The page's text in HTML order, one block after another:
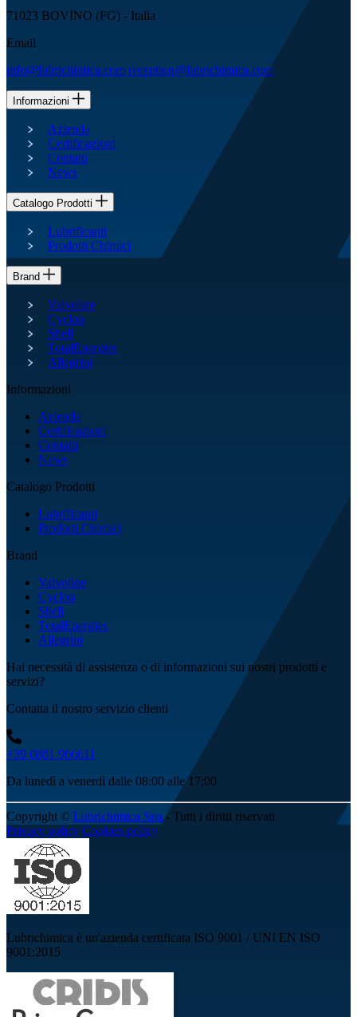
71023 BOVINO (FG) - Italia
Email
info@lubrichimica.com reception@lubrichimica.com
Informazioni
Azienda
Certificazioni
Contatti
News
Catalogo Prodotti
Lubrificanti
Prodotti Chimici
Brand
Valvoline
Cyclon
Shell
TotalEnergies
Allegrini
Informazioni
Azienda
Certificazioni
Contatti
News
Catalogo Prodotti
Lubrificanti
Prodotti Chimici
Brand
Valvoline
Cyclon
Shell
TotalEnergies
Allegrini
Hai necessità di assistenza o di informazioni sui nostri prodotti e
servizi?
Contatta il nostro servizio clienti
+39 0881 966611
Da lunedì a venerdì dalle 08:00 alle 17:00
Copyright © Lubrichimica Spa- Tutti i diritti riservati
Privacy policy Cookies policy
Lubrichimica è un'azienda certificata ISO 9001 / UNI EN ISO
9001:2015